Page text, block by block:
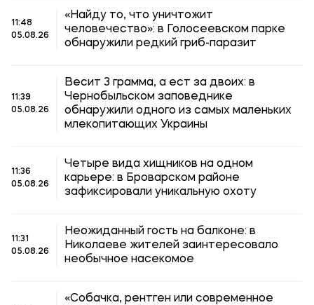
11:48
05.08.26
«Найду то, что уничтожит
человечество»: в Голосеевском парке
обнаружили редкий гриб-паразит
11:39
05.08.26
Весит 3 грамма, а ест за двоих: в
Чернобыльском заповеднике
обнаружили одного из самых маленьких
млекопитающих Украины
11:36
05.08.26
Четыре вида хищников на одном
карьере: в Броварском районе
зафиксировали уникальную охоту
11:31
05.08.26
Неожиданный гость на балконе: в
Николаеве жителей заинтересовало
необычное насекомое
«Собачка, рентген или современное